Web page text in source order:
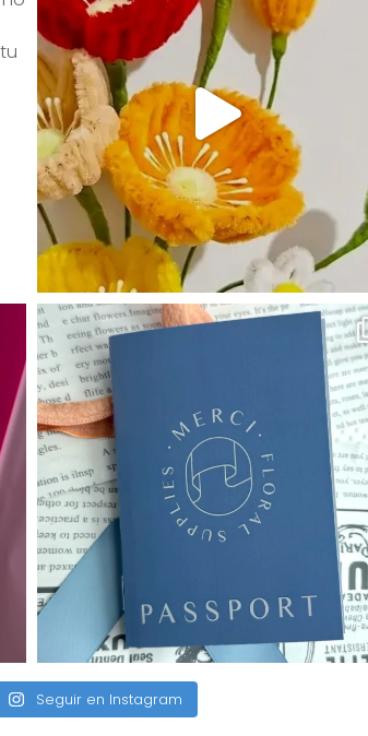
Seguir en Instagram